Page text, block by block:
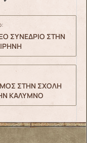
ΣΥΝΕΔΡΙΟ ΣΤΗΝ
ΣΤΗΝ ΣΧΟΛΗ
ΚΑΛΥΜΝΟ